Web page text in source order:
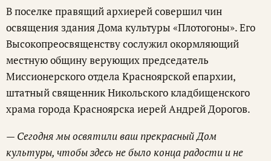
В поселке правящий архиерей совершил чин
освящения здания Дома культуры «Плотогоны». Его
Высокопреосвященству сослужил окормляющий
местную общину верующих председатель
Миссионерского отдела Красноярской епархии,
штатный священник Никольского кладбищенского
храма города Красноярска иерей Андрей Дорогов.
— Сегодня мы освятили ваш прекрасный Дом
культуры, чтобы здесь не было конца радости и не